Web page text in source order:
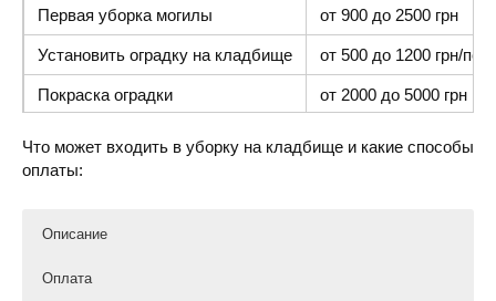
Первая уборка могилы от 900 до 2500 грн
Установить оградку на кладбище от 500 до 1200 грн/
Покраска оградки от 2000 до 5000 грн
Завести песок или землю
Что может входить в уборку на кладбище и какие способы
оплаты:
Описание
Оплата